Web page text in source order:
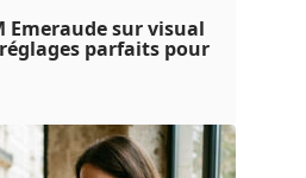
Emeraude sur visual
parfaits pour